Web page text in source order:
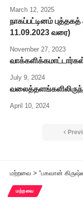
March 12, 2025
நாகப்பட்டினம் புத்தகத்
11.09.2023 வரை)
November 27, 2023
July 9, 2024
April 10, 2024
மற்றவை > “பகவான் கிருஷ்ணனை போல நான் நடந்து
மற்றவை